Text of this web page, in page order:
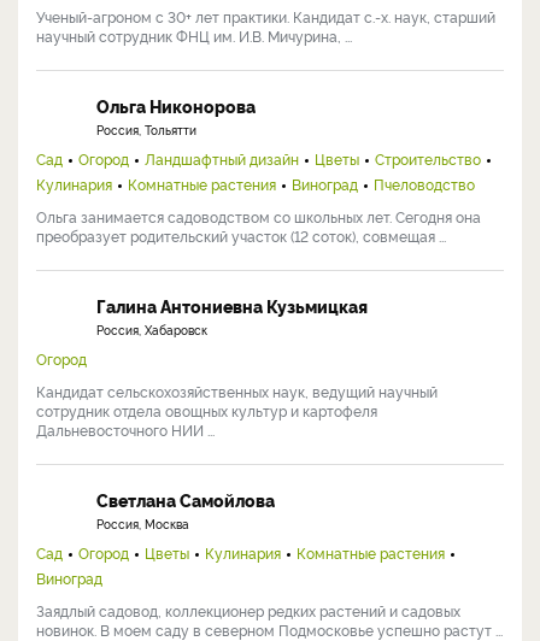
Ученый-агроном с 30+ лет практики. Кандидат с.-х. наук, старший
научный сотрудник ФНЦ им. И.В. Мичурина, ...
Ольга Никонорова
Россия, Тольятти
Сад Огород Ландшафтный дизайн Цветы
Строительство
Кулинария
Комнатные растения Виноград
Пчеловодство
Ольга занимается садоводством со школьных лет. Сегодня она
преобразует родительский участок (12 соток), совмещая ...
Галина Антониевна Кузьмицкая
Россия, Хабаровск
Огород
Кандидат сельскохозяйственных наук, ведущий научный
сотрудник отдела овощных культур и картофеля
Дальневосточного НИИ ...
Светлана Самойлова
Россия, Москва
Сад Огород Цветы Кулинария
Комнатные растения
Виноград
Заядлый садовод, коллекционер редких растений и садовых
новинок. В моем саду в северном Подмосковье успешно растут ...